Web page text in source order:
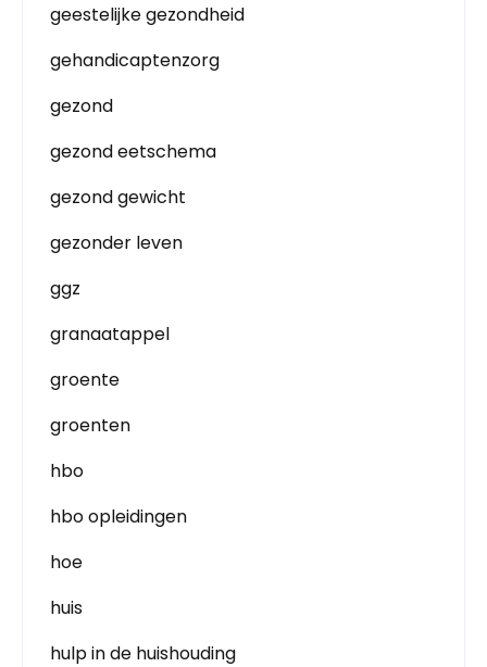
geestelijke gezondheid
gehandicaptenzorg
gezond
gezond eetschema
gezond gewicht
gezonder leven
ggz
granaatappel
groente
groenten
hbo
hbo opleidingen
hoe
huis
hulp in de huishouding